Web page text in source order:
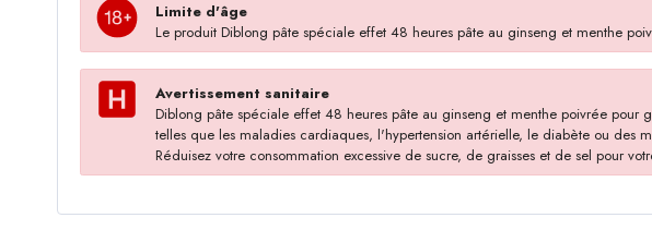
Limite d'âge
Le produit Diblong pâte spéciale effet 48 heures pâte au ginseng et menthe
Avertissement sanitaire
Diblong pâte spéciale effet 48 heures pâte au ginseng et menthe poivrée pour
telles que les maladies cardiaques, l'hypertension artérielle, le diabète ou des
Réduisez votre consommation excessive de sucre, de graisses et de sel pour